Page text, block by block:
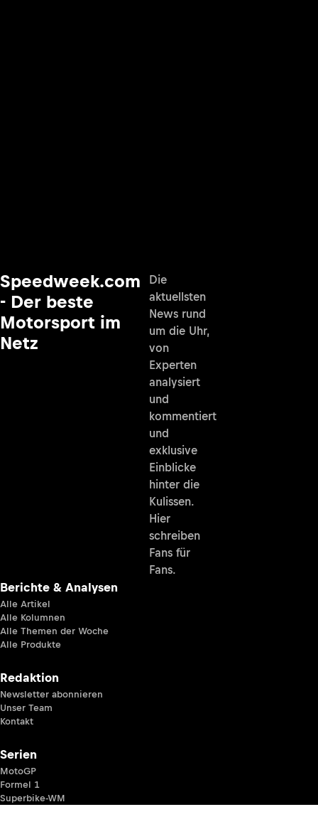
Speedweek.com
- Der beste
Motorsport im
Netz
Die
aktuellsten
News rund
um die Uhr,
von
Experten
analysiert
und
kommentiert
und
exklusive
Einblicke
hinter die
Kulissen.
Hier
schreiben
Fans für
Fans.
Berichte & Analysen
Alle Artikel
Alle Kolumnen
Alle Themen der Woche
Alle Produkte
Redaktion
Newsletter abonnieren
Unser Team
Kontakt
Serien
MotoGP
Formel 1
Superbike-WM